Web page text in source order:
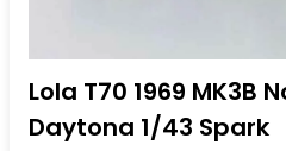
Lola T70 1969 MK3B
Daytona 1/43 Spark